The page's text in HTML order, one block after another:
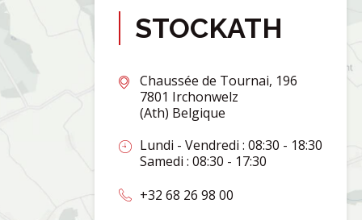
STOCKATH
Chaussée de Tournai, 196
7801 Irchonwelz
(Ath) Belgique
Lundi - Vendredi : 08:30 - 18:30
Samedi : 08:30 - 17:30
+32 68 26 98 00